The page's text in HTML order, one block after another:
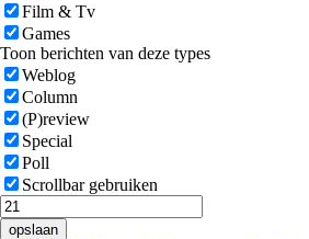
Film & Tv
Games
Toon berichten van deze types
Weblog
Column
(P)review
Special
Poll
Scrollbar gebruiken
opslaan